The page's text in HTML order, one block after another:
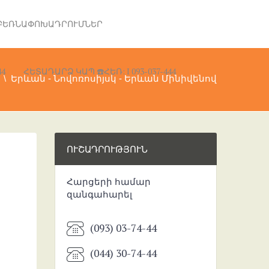
ՀԵՏԱԴԱՐՁ ԿԱՊ ☎️ՀԵՌ: I 093-037-444
Երևան - Նովոռոսիյսկ - Երևան Մինիվենով
ՈՒՇԱԴՐՈՒԹՅՈՒՆ
Հարցերի համար
զանգահարել
(093) 03-74-44
(044) 30-74-44